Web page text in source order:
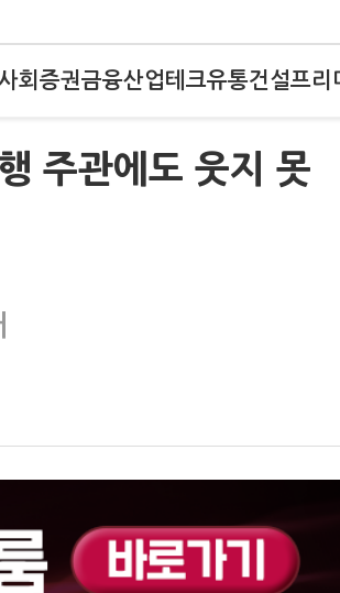
회 증권금융산업테크유통건설프리
주관에도 웃지 못